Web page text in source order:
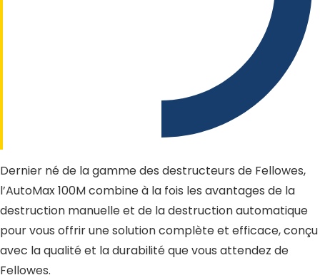
Dernier né de la gamme des destructeurs de Fellowes,
l’AutoMax 100M combine à la fois les avantages de la
destruction manuelle et de la destruction automatique
pour vous offrir une solution complète et efficace, conçu
avec la qualité et la durabilité que vous attendez de
Fellowes.